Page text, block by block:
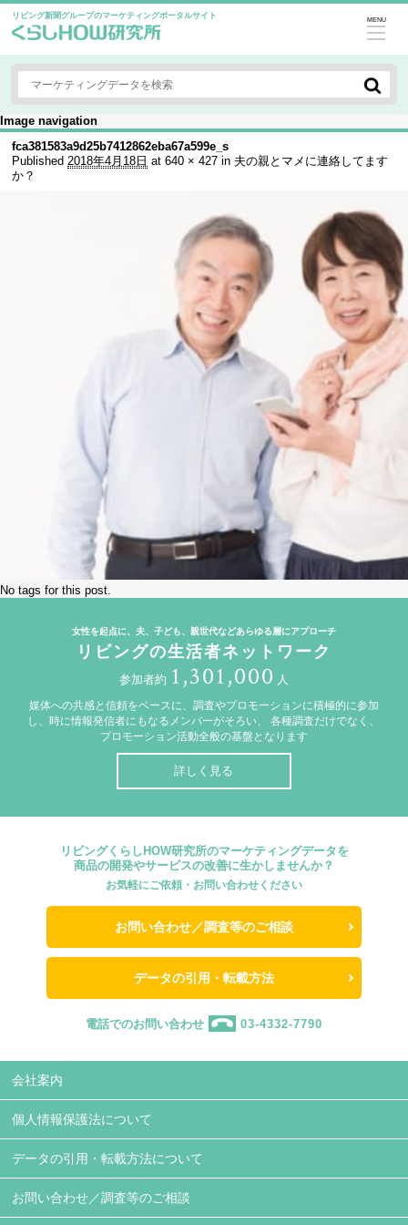
リビング新聞グループのマーケティングポータルサイト MENU
Image navigation
fca381583a9d25b7412862eba67a599e_s
Published2018年4月18日 at640 × 427 in 夫の親とマメに連絡してます
か？
No tags for this post.
女性を起点に、夫、子ども、親世代などあらゆる層にアプローチ
リビングの生活者ネットワーク
参加者約 1,301,000 人
媒体への共感と信頼をベースに、調査やプロモーションに積極的に参加
し、時に情報発信者にもなるメンバーがそろい、
各種調査だけでなく、
プロモーション活動全般の基盤となります
詳しく見る
リビングくらしHOW研究所のマーケティングデータを
商品の開発やサービスの改善に生かしませんか？
お気軽にご依頼・お問い合わせください
お問い合わせ／調査等のご相談
データの引用・転載方法
電話でのお問い合わせ 03-4332-7790
会社案内
個人情報保護法について
データの引用・転載方法について
お問い合わせ／調査等のご相談